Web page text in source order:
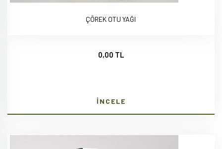
ÇÖREK OTU YAĞI
0,00 TL
İNCELE